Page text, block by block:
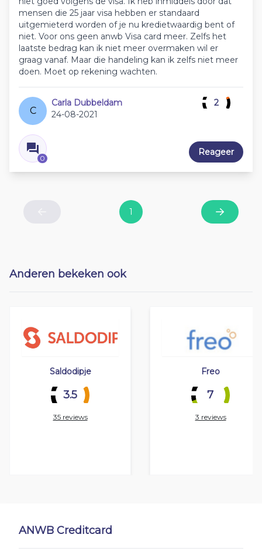
ANWB Creditcard
mensen die 25 jaar visa hebben er standaard
uitgemieterd worden of je nu kredietwaardig bent of
niet. Voor ons geen anwb Visa card meer. Zelfs het
laatste bedrag kan ik niet meer overmaken wil er
graag vanaf. Maar die handeling kan ik zelfs niet meer
doen. Moet op rekening wachten.
C
Carla Dubbeldam
24-08-2021
0
2
Reageer
1 Next
Anderen bekeken ook
Saldodipje
3.5
35 reviews
Freo
7
3 reviews